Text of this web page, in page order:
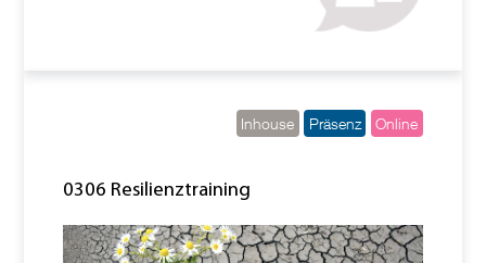
Inhouse Präsenz Online
0306 Resilienztraining